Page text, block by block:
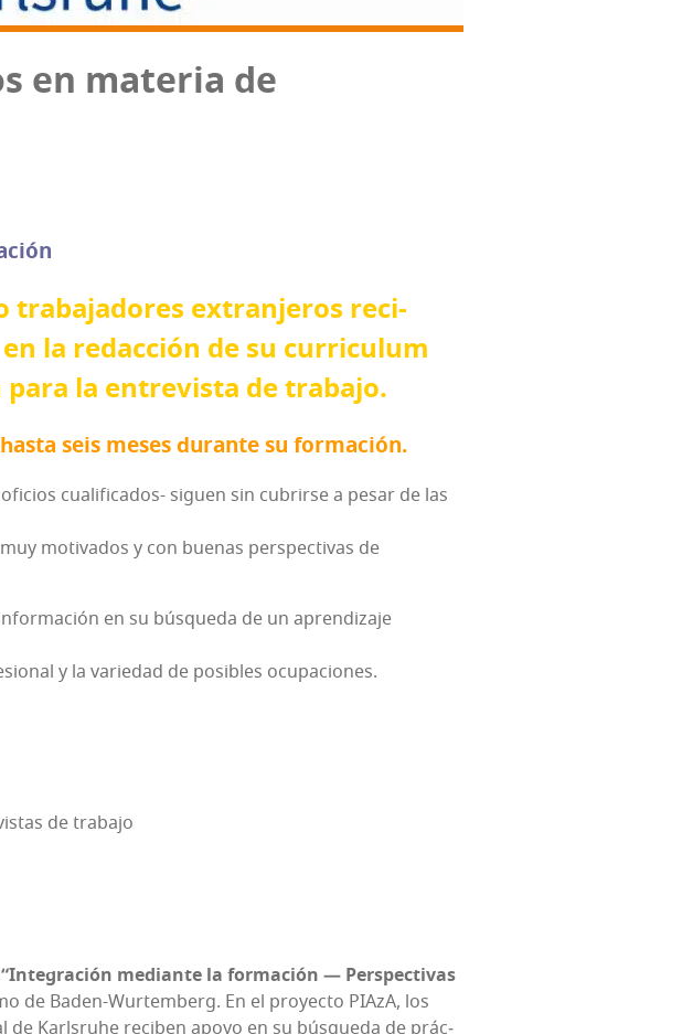
en mate­ria de
tra­ba­ja­do­res extran­je­ros reci­
la redac­ción de su curri­cu­lum
la entre­vis­ta de trabajo.
seis meses duran­te su formación.
cua­li­fi­ca­dos- siguen sin cubrir­se a pesar de las
moti­va­dos y con bue­nas pers­pec­ti­vas de
en su bús­que­da de un apren­di­za­je
y la varie­dad de posi­bles ocupaciones.
de trabajo
“Inte­gra­ción median­te la for­ma­ción — Pers­pec­ti­vas
de Baden-Wur­tem­berg. En el pro­yec­to PIA­zA, los
Karls­ruhe reci­ben apo­yo en su bús­que­da de prác­